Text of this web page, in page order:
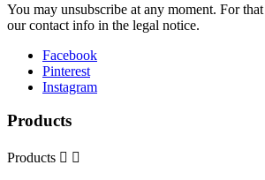
You may unsubscribe at any moment. For
our contact info in the legal notice.
Facebook
Pinterest
Instagram
Products
Products  